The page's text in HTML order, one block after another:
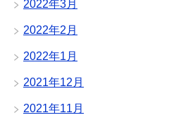
2022年3月
2022年2月
2022年1月
2021年12月
2021年11月